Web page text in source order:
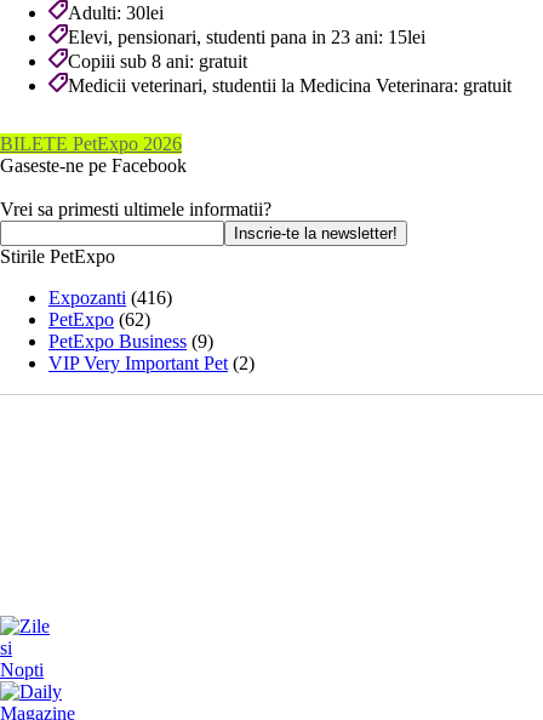
Adulti: 30lei
Elevi, pensionari, studenti pana in 23 ani: 15lei
Copiii sub 8 ani: gratuit
Medicii veterinari, studentii la Medicina Veterinara: gratuit
BILETE PetExpo 2026
Gaseste-ne pe Facebook
Vrei sa primesti ultimele informatii?
Stirile PetExpo
Expozanti (416)
PetExpo (62)
PetExpo Business (9)
VIP Very Important Pet (2)